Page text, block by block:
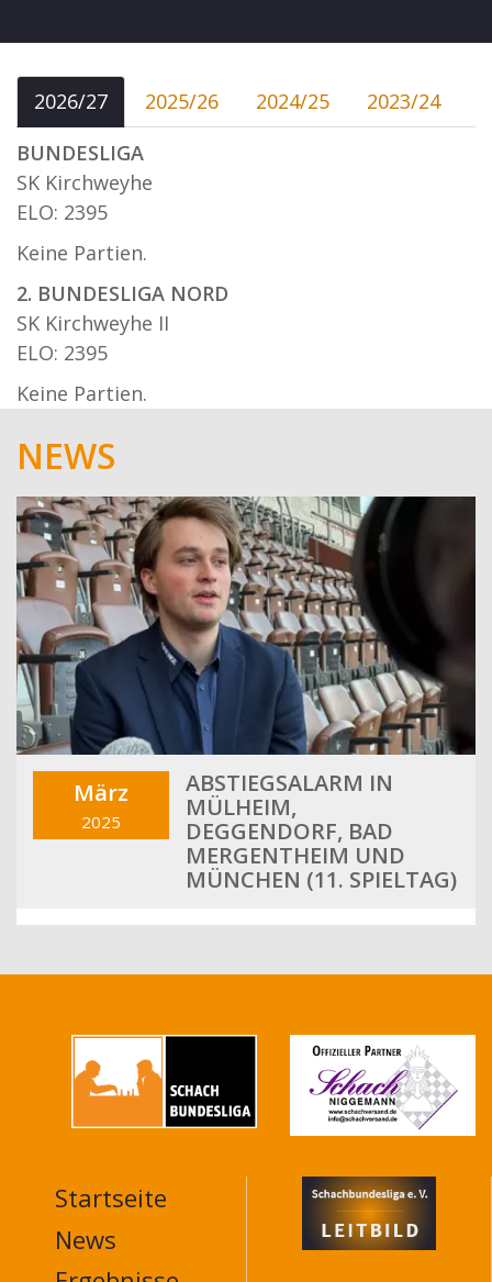
2026/27 2025/26 2024/25
2023/24
BUNDESLIGA
SK Kirchweyhe
ELO: 2395
Keine Partien.
2. BUNDESLIGA NORD
SK Kirchweyhe II
ELO: 2395
Keine Partien.
NEWS
März
2025
ABSTIEGSALARM IN
MÜLHEIM,
DEGGENDORF, BAD
MERGENTHEIM UND
MÜNCHEN (11. SPIELTAG)
MAIN
NAVIGATION
FOOTER
Startseite
News